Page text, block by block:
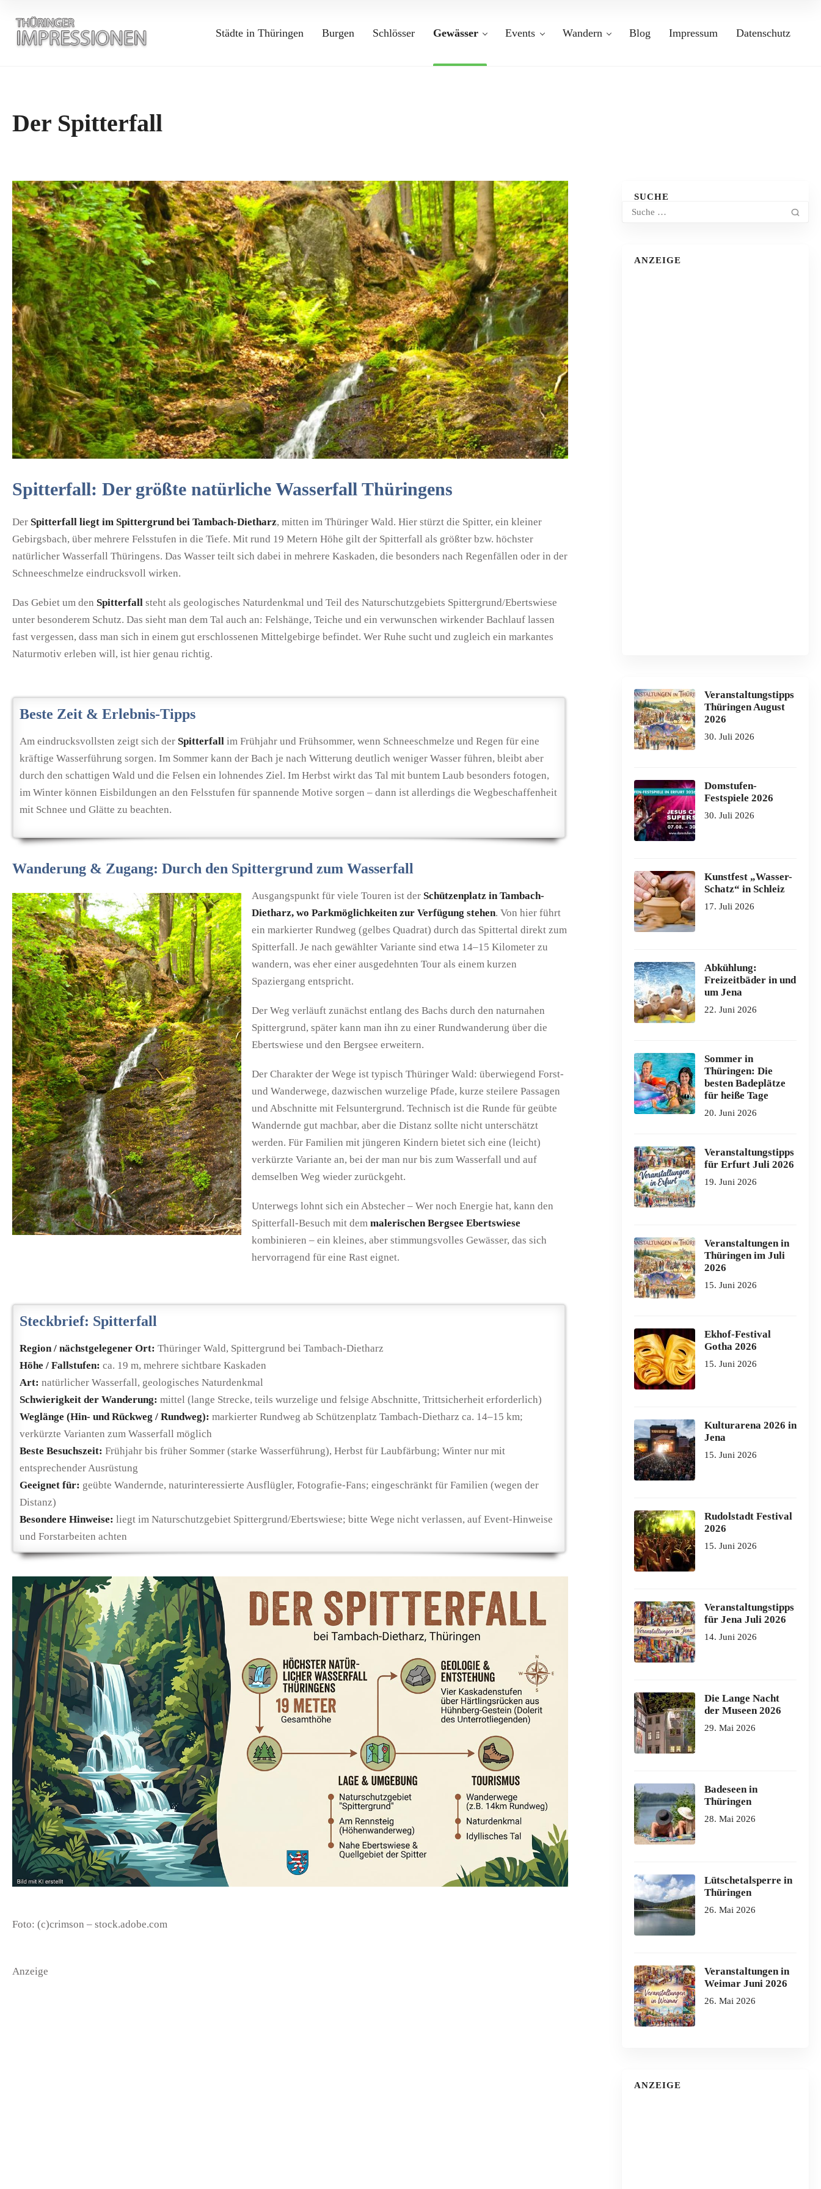
Städte in Thüringen Burgen Schlösser Gewässer Events Wandern Blog Impressum Datenschutz
Der Spitterfall
Spitterfall: Der größte natürliche Wasserfall Thüringens
Der Spitterfall liegt im Spittergrund bei Tambach-Dietharz, mitten im Thüringer Wald. Hier stürzt die Spitter, ein kleiner
Gebirgsbach, über mehrere Felsstufen in die Tiefe. Mit rund 19 Metern Höhe gilt der Spitterfall als größter bzw. höchster
natürlicher Wasserfall Thüringens. Das Wasser teilt sich dabei in mehrere Kaskaden, die besonders nach Regenfällen oder in der
Schneeschmelze eindrucksvoll wirken.
Das Gebiet um den Spitterfall steht als geologisches Naturdenkmal und Teil des Naturschutzgebiets Spittergrund/Ebertswiese
unter besonderem Schutz. Das sieht man dem Tal auch an: Felshänge, Teiche und ein verwunschen wirkender Bachlauf lassen
fast vergessen, dass man sich in einem gut erschlossenen Mittelgebirge befindet. Wer Ruhe sucht und zugleich ein markantes
Naturmotiv erleben will, ist hier genau richtig.
Beste Zeit & Erlebnis-Tipps
Am eindrucksvollsten zeigt sich der Spitterfall im Frühjahr und Frühsommer, wenn Schneeschmelze und Regen für eine
kräftige Wasserführung sorgen. Im Sommer kann der Bach je nach Witterung deutlich weniger Wasser führen, bleibt aber
durch den schattigen Wald und die Felsen ein lohnendes Ziel. Im Herbst wirkt das Tal mit buntem Laub besonders fotogen,
im Winter können Eisbildungen an den Felsstufen für spannende Motive sorgen – dann ist allerdings die Wegbeschaffenheit
mit Schnee und Glätte zu beachten.
Wanderung & Zugang: Durch den Spittergrund zum Wasserfall
Ausgangspunkt für viele Touren ist der Schützenplatz in Tambach-
Dietharz, wo Parkmöglichkeiten zur Verfügung stehen. Von hier führt
ein markierter Rundweg (gelbes Quadrat) durch das Spittertal direkt zum
Spitterfall. Je nach gewählter Variante sind etwa 14–15 Kilometer zu
wandern, was eher einer ausgedehnten Tour als einem kurzen
Spaziergang entspricht.
Der Weg verläuft zunächst entlang des Bachs durch den naturnahen
Spittergrund, später kann man ihn zu einer Rundwanderung über die
Ebertswiese und den Bergsee erweitern.
Der Charakter der Wege ist typisch Thüringer Wald: überwiegend Forst-
und Wanderwege, dazwischen wurzelige Pfade, kurze steilere Passagen
und Abschnitte mit Felsuntergrund. Technisch ist die Runde für geübte
Wandernde gut machbar, aber die Distanz sollte nicht unterschätzt
werden. Für Familien mit jüngeren Kindern bietet sich eine (leicht)
verkürzte Variante an, bei der man nur bis zum Wasserfall und auf
demselben Weg wieder zurückgeht.
Unterwegs lohnt sich ein Abstecher – Wer noch Energie hat, kann den
Spitterfall-Besuch mit dem malerischen Bergsee Ebertswiese
kombinieren – ein kleines, aber stimmungsvolles Gewässer, das sich
hervorragend für eine Rast eignet.
Steckbrief: Spitterfall
Region / nächstgelegener Ort: Thüringer Wald, Spittergrund bei Tambach-Dietharz
Höhe / Fallstufen: ca. 19 m, mehrere sichtbare Kaskaden
Art: natürlicher Wasserfall, geologisches Naturdenkmal
Schwierigkeit der Wanderung: mittel (lange Strecke, teils wurzelige und felsige Abschnitte, Trittsicherheit erforderlich)
Weglänge (Hin- und Rückweg / Rundweg): markierter Rundweg ab Schützenplatz Tambach-Dietharz ca. 14–15 km;
verkürzte Varianten zum Wasserfall möglich
Beste Besuchszeit: Frühjahr bis früher Sommer (starke Wasserführung), Herbst für Laubfärbung; Winter nur mit
entsprechender Ausrüstung
Geeignet für: geübte Wandernde, naturinteressierte Ausflügler, Fotografie-Fans; eingeschränkt für Familien (wegen der
Distanz)
Besondere Hinweise: liegt im Naturschutzgebiet Spittergrund/Ebertswiese; bitte Wege nicht verlassen, auf Event-Hinweise
und Forstarbeiten achten
Foto: (c)crimson – stock.adobe.com
Anzeige
SUCHE
ANZEIGE
Veranstaltungstipps
Thüringen August
2026
30. Juli 2026
Domstufen-
Festspiele 2026
30. Juli 2026
Kunstfest „Wasser-
Schatz“ in Schleiz
17. Juli 2026
Abkühlung:
Freizeitbäder in und
um Jena
22. Juni 2026
Sommer in
Thüringen: Die
besten Badeplätze
für heiße Tage
20. Juni 2026
Veranstaltungstipps
für Erfurt Juli 2026
19. Juni 2026
Veranstaltungen in
Thüringen im Juli
2026
15. Juni 2026
Ekhof-Festival
Gotha 2026
15. Juni 2026
Kulturarena 2026 in
Jena
15. Juni 2026
Rudolstadt Festival
2026
15. Juni 2026
Veranstaltungstipps
für Jena Juli 2026
14. Juni 2026
Die Lange Nacht
der Museen 2026
29. Mai 2026
Badeseen in
Thüringen
28. Mai 2026
Lütschetalsperre in
Thüringen
26. Mai 2026
Veranstaltungen in
Weimar Juni 2026
26. Mai 2026
ANZEIGE